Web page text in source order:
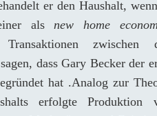
er den Haushalt,
als new home
zwischen
dass Gary Becker der
hat .Analog zur
erfolgte Produktion